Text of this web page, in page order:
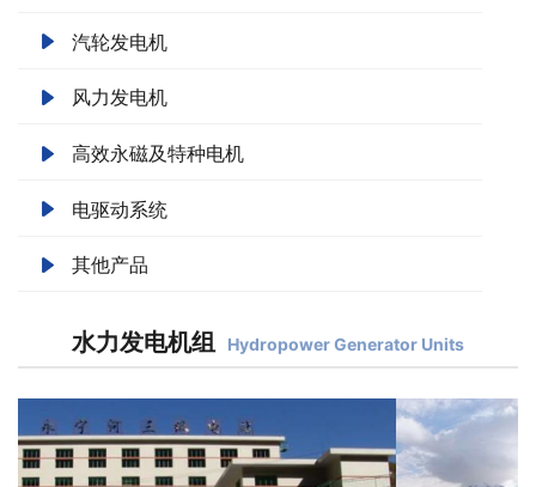
汽轮发电机
风力发电机
高效永磁及特种电机
电驱动系统
其他产品
水力发电机组 Hydropower Generator Units